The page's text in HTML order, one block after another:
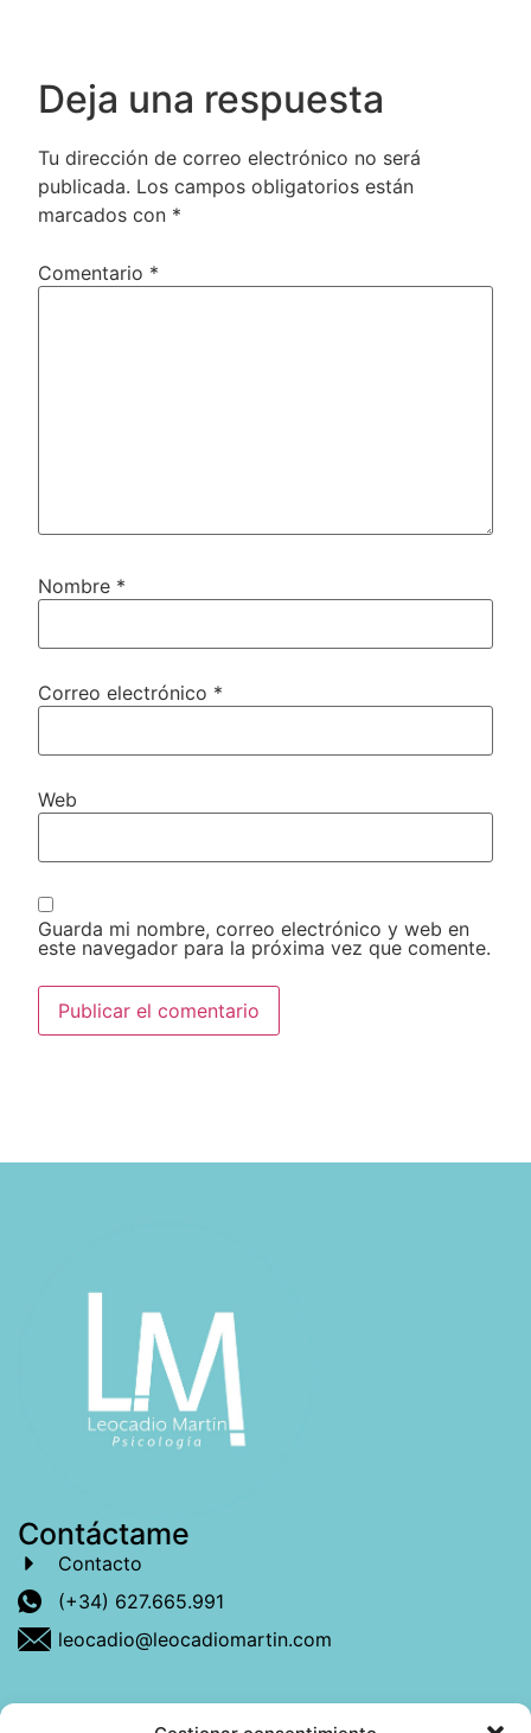
Deja una respuesta
Tu dirección de correo electrónico no será
publicada. Los campos obligatorios están
marcados con *
Comentario *
Nombre *
Correo electrónico *
Web
Guarda mi nombre, correo electrónico y web en
este navegador para la próxima vez que comente.
Contáctame
Contacto
(+34) 627.665.991
leocadio@leocadiomartin.com